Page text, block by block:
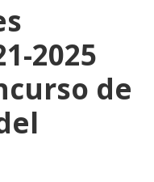
2025
de